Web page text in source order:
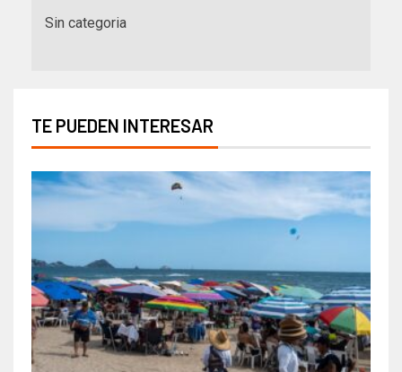
Sin categoria
TE PUEDEN INTERESAR